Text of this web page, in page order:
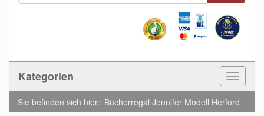
Kategorien
Toggle
Sie befinden sich hier: Bücherregal Jennifer Modell Herford